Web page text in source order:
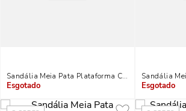
Sandália Meia Pata Plataforma Couro Salto Alto
Indisponível
Sandália
Indisponível